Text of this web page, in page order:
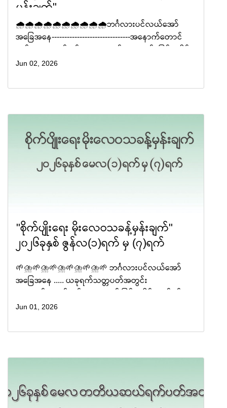
မှန်းချက်"
🌧🌧🌧🌧🌧🌧🌧🌧🌧🌧ဘင်္ဂလားပင်လယ်အော်
အခြေအနေ-------------------------------အနောက်တောင်
တစ်ဝန်းလုံးသို့ ဝင်ရောက်နိုင်ပါသည်။ ကပ္ပလီပင်လယ်ပြင်
Jun 02, 2026
"စိုက်ပျိုးရေး မိုးလေဝသခန့်မှန်းချက်"
၂၀၂၆ခုနှစ် ဇွန်လ(၁)ရက် မှ (၇)ရက်
🌱⛈️🌱⛈️🌱⛈️🌱⛈️🌱⛈️🌱 ဘင်္ဂလားပင်လယ်အော်
အခြေအနေ ..... ယခုရက်သတ္တပတ်အတွင်း
သို့ ဝင်ရောက်နိုင်ပါသည်။ ယင်းကာလအတွင်း
Jun 01, 2026